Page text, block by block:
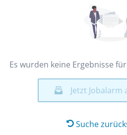
Es wurden keine Ergebnisse
Jetzt Jobalarm
Suche